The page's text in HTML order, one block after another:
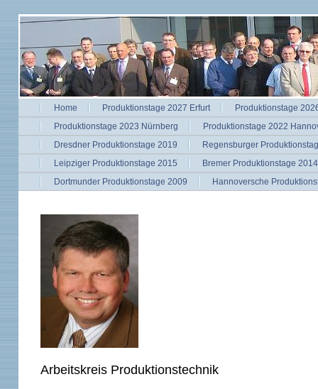
Home Produktionstage 2027 Erfurt
Produktionstage
Produktionstage 2023 Nürnberg
Produktionstage 2022
Dresdner Produktionstage 2019
Regensburger
Leipziger Produktionstage 2015
Bremer Produktionstage 2014
Dortmunder Produktionstage 2009
Hannoversche
Arbeitskreis Produktionstechnik